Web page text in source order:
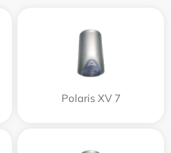
Polaris XV 7